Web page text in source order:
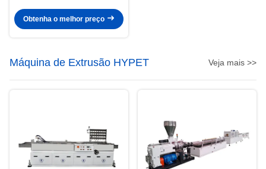
Perfuração e Máquina de
Obtenha o melhor preço
Máquina de Extrusão HYPET Veja mais >>